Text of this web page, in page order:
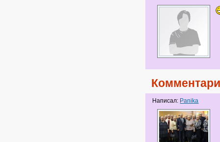
Написал: Panika